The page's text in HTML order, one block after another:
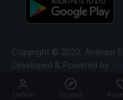
Copyright © 2020, Anavasi
Developed & Powered by
Σύνδεση Εγγραφή